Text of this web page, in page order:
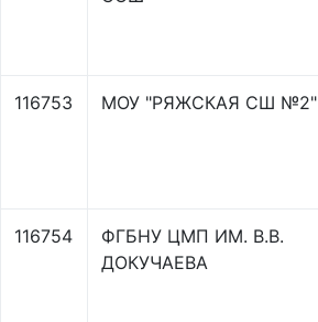
116753 МОУ "РЯЖСКАЯ СШ №2"
116754
ФГБНУ ЦМП ИМ. В.В.
ДОКУЧАЕВА